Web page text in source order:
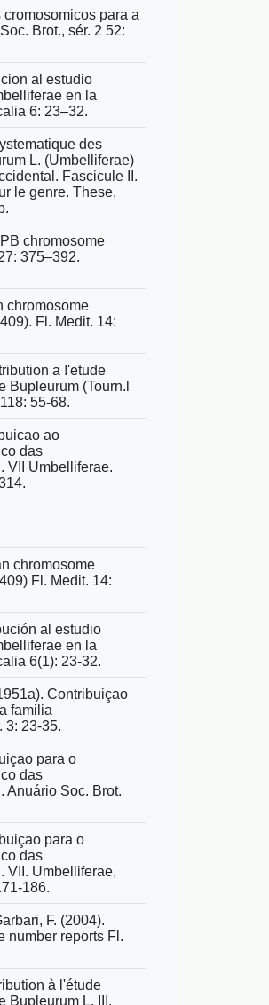
para a
Brot., sér. 2 52:
al estudio
en la
6: 23–32.
des
L. (Umbelliferae)
Fascicule II.
le genre. These,
chromosome
375–392.
chromosome
Fl. Medit. 14:
a !'etude
Bupleurum (Tourn.l
55-68.
ao
das
VII Umbelliferae.
chromosome
Fl. Medit. 14:
al estudio
en la
6(1): 23-32.
Contribuiçao
familia
3: 23-35.
para o
das
Anuário Soc. Brot.
para o
das
VII. Umbelliferae,
186.
F. (2004).
number reports Fl.
à l'étude
Bupleurum L. III.